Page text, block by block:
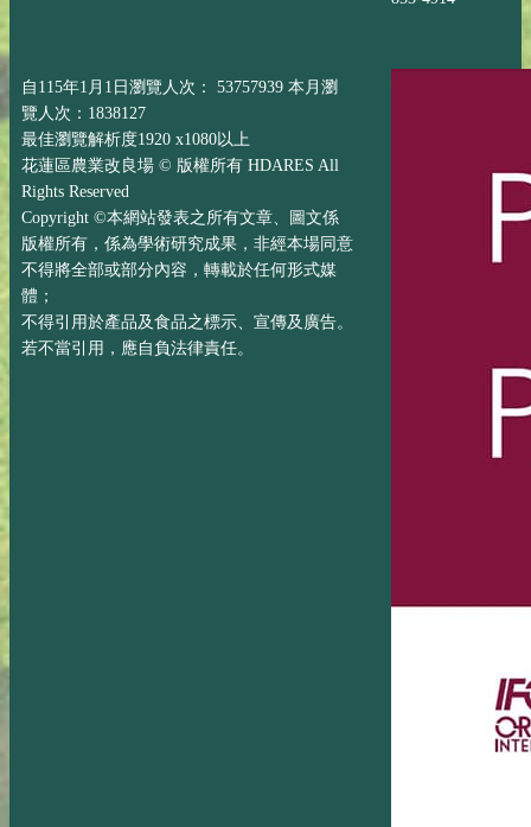
自115年1月1日瀏覽人次： 53757939 本月瀏
覽人次：1838127
最佳瀏覽解析度1920 x1080以上
花蓮區農業改良場 © 版權所有 HDARES All
Rights Reserved
Copyright ©本網站發表之所有文章、圖文係
版權所有，係為學術研究成果，非經本場同意
不得將全部或部分內容，轉載於任何形式媒
體；
不得引用於產品及食品之標示、宣傳及廣告。
若不當引用，應自負法律責任。